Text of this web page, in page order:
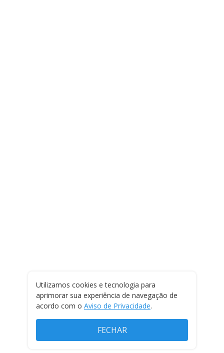
Utilizamos cookies e tecnologia para
aprimorar sua experiência de navegação de
acordo com o Aviso de Privacidade.
FECHAR